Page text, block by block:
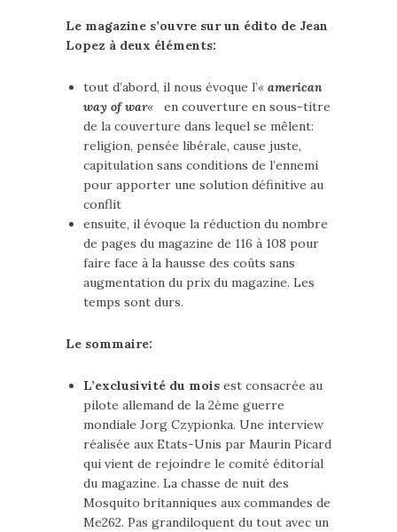
Le magazine s’ouvre sur un édito de Jean
Lopez à deux éléments:
tout d’abord, il nous évoque l’« american
way of war«
en couverture en sous-titre
de la couverture dans lequel se mêlent:
religion, pensée libérale, cause juste,
capitulation sans conditions de l’ennemi
pour apporter une solution définitive au
conflit
ensuite, il évoque la réduction du nombre
de pages du magazine de 116 à 108 pour
faire face à la hausse des coûts sans
augmentation du prix du magazine. Les
temps sont durs.
Le sommaire:
L’exclusivité du mois est consacrée au
pilote allemand de la 2ème guerre
mondiale Jorg Czypionka. Une interview
réalisée aux Etats-Unis par Maurin Picard
qui vient de rejoindre le comité éditorial
du magazine. La chasse de nuit des
Mosquito britanniques aux commandes de
Me262. Pas grandiloquent du tout avec un